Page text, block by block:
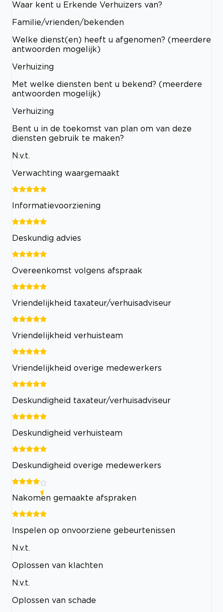
Waar kent u Erkende Verhuizers van?
Familie/vrienden/bekenden
Welke dienst(en) heeft u afgenomen? (meerdere
antwoorden mogelijk)
Verhuizing
Met welke diensten bent u bekend? (meerdere
antwoorden mogelijk)
Verhuizing
Bent u in de toekomst van plan om van deze
diensten gebruik te maken?
N.v.t.
Verwachting waargemaakt
Informatievoorziening
Deskundig advies
Overeenkomst volgens afspraak
Vriendelijkheid taxateur/verhuisadviseur
Vriendelijkheid verhuisteam
Vriendelijkheid overige medewerkers
Deskundigheid taxateur/verhuisadviseur
Deskundigheid verhuisteam
Deskundigheid overige medewerkers
Nakomen gemaakte afspraken
Inspelen op onvoorziene gebeurtenissen
N.v.t.
Oplossen van klachten
N.v.t.
Oplossen van schade